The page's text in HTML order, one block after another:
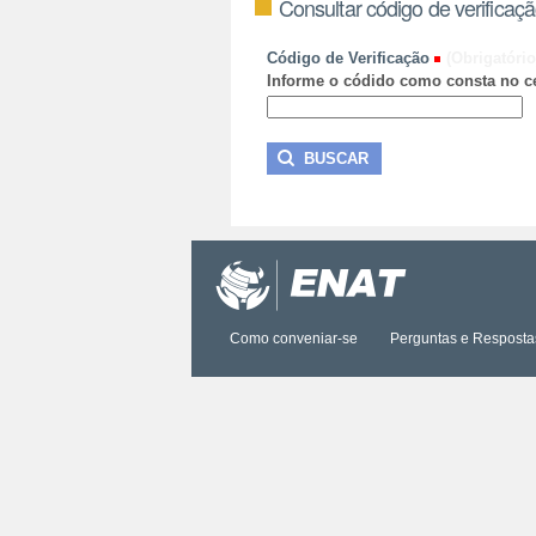
Consultar código de
Código de Verificação
Informe o códido como consta no
Como conveniar-se Perguntas e